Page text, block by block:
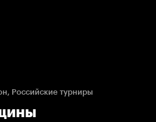
Российские турниры